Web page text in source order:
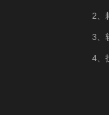
2、
3、
4、